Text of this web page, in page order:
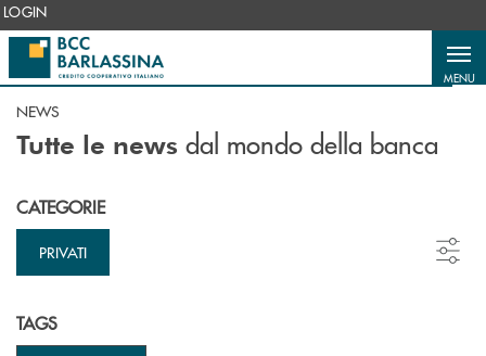
Salta al contenuto principale
LOGIN
MENU
NEWS
Tutte le news dal mondo della banca
CATEGORIE
PRIVATI
TAGS